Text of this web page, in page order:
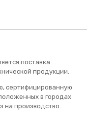
поставка
продукции.
сертифицированную
в городах
на производство.